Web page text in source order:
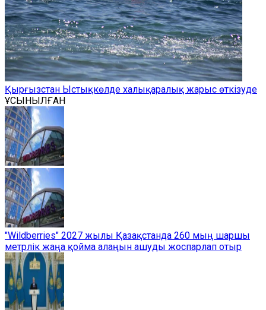
Қырғызстан Ыстықкөлде халықаралық жарыс өткізуде
ҰСЫНЫЛҒАН
"Wildberries" 2027 жылы Қазақстанда 260 мың шаршы
метрлік жаңа қойма алаңын ашуды жоспарлап отыр